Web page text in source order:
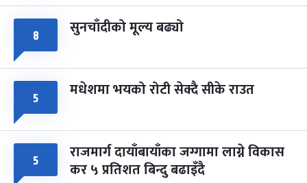
८ सुनचाँदीको मूल्य बढ्यो
५ मधेशमा भयको रोटी सेक्दै सीके राउत
५ राजमार्ग दायाँबायाँका जग्गामा लाग्ने विकास
कर ५ प्रतिशत बिन्दु बढाइँदै